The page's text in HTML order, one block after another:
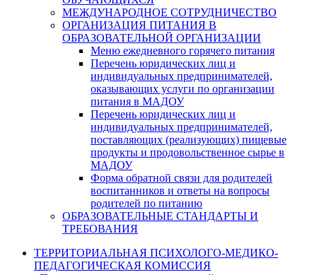
МЕЖДУНАРОДНОЕ СОТРУДНИЧЕСТВО
ОРГАНИЗАЦИЯ ПИТАНИЯ В
ОБРАЗОВАТЕЛЬНОЙ ОРГАНИЗАЦИИ
Меню ежедневного горячего питания
Перечень юридических лиц и
индивидуальных предпринимателей,
оказывающих услуги по организации
питания в МАДОУ
Перечень юридических лиц и
индивидуальных предпринимателей,
поставляющих (реализующих) пищевые
продукты и продовольственное сырье в
МАДОУ
Форма обратной связи для родителей
воспитанников и ответы на вопросы
родителей по питанию
ОБРАЗОВАТЕЛЬНЫЕ СТАНДАРТЫ И
ТРЕБОВАНИЯ
ТЕРРИТОРИАЛЬНАЯ ПСИХОЛОГО-МЕДИКО-
ПЕДАГОГИЧЕСКАЯ КОМИССИЯ